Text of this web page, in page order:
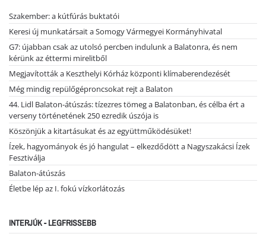
Szakember: a kútfúrás buktatói
Keresi új munkatársait a Somogy Vármegyei Kormányhivatal
G7: újabban csak az utolsó percben indulunk a Balatonra, és nem
kérünk az éttermi mirelitből
Megjavították a Keszthelyi Kórház központi klímaberendezését
Még mindig repülőgéproncsokat rejt a Balaton
44. Lidl Balaton-átúszás: tízezres tömeg a Balatonban, és célba ért a
verseny történetének 250 ezredik úszója is
Köszönjük a kitartásukat és az együttműködésüket!
Ízek, hagyományok és jó hangulat – elkezdődött a Nagyszakácsi Ízek
Fesztiválja
Balaton-átúszás
Életbe lép az I. fokú vízkorlátozás
INTERJÚK - LEGFRISSEBB